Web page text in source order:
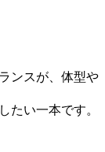
ンスが、体型や
たい一本です。